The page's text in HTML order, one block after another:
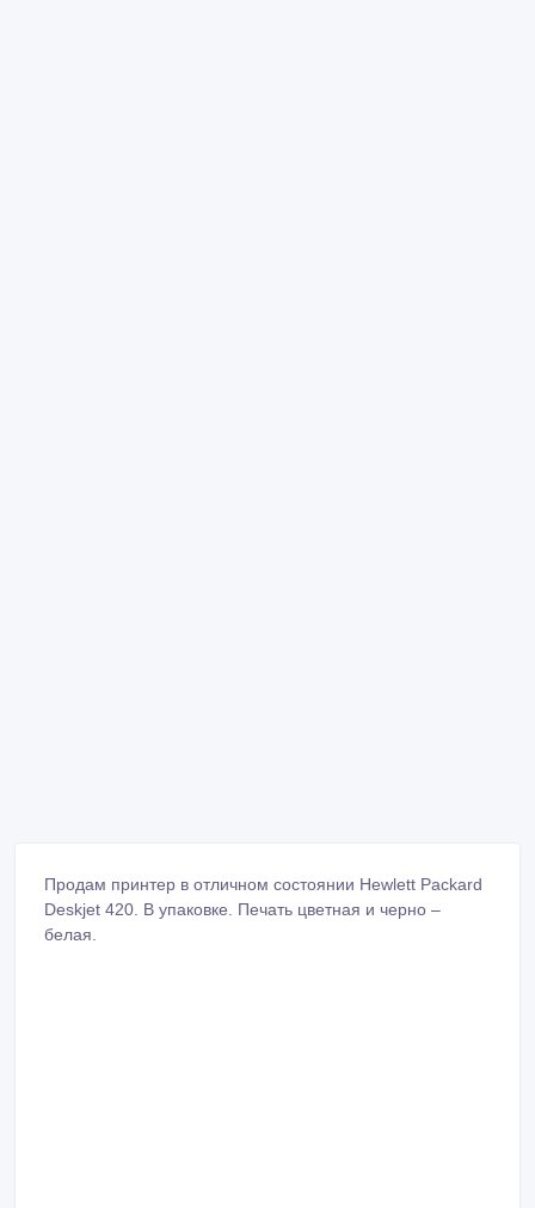
Продам принтер в отличном состоянии Hewlett Packard
Deskjet 420. В упаковке. Печать цветная и черно –
белая.